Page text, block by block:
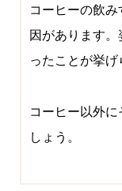
コーヒーの飲
因があります
ったことが挙げ
コーヒー以外
しょう。